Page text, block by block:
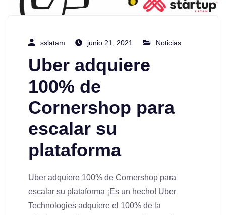
sslatam junio 21, 2021 Noticias
Uber adquiere
100% de
Cornershop para
escalar su
plataforma
Uber adquiere 100% de Cornershop para
escalar su plataforma ¡Es un hecho! Uber
Technologies adquiere el 100% de la